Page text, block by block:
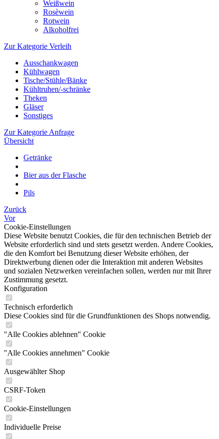
Weißwein
Rosèwein
Rotwein
Alkoholfrei
Zur Kategorie Verleih
Ausschankwagen
Kühlwagen
Tische/Stühle/Bänke
Kühltruhen/-schränke
Theken
Gläser
Sonstiges
Zur Kategorie Anfrage
Übersicht
Getränke
Bier aus der Flasche
Pils
Zurück
Vor
Cookie-Einstellungen
Diese Website benutzt Cookies, die für den technischen Betrieb der
Website erforderlich sind und stets gesetzt werden. Andere Cookies,
die den Komfort bei Benutzung dieser Website erhöhen, der
Direktwerbung dienen oder die Interaktion mit anderen Websites
und sozialen Netzwerken vereinfachen sollen, werden nur mit Ihrer
Zustimmung gesetzt.
Konfiguration
Technisch erforderlich
Diese Cookies sind für die Grundfunktionen des Shops notwendig.
"Alle Cookies ablehnen" Cookie
"Alle Cookies annehmen" Cookie
Ausgewählter Shop
CSRF-Token
Cookie-Einstellungen
Individuelle Preise